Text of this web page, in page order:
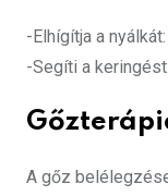
-Elhígítja a
-Segíti a
A gőz